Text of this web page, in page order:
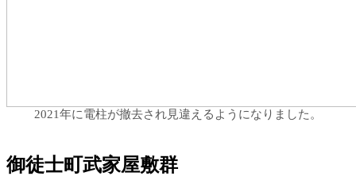
2021年に電柱が撤去され見違えるようになりました。
御徒士町武家屋敷群